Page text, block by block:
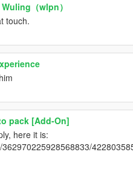
（wlpn）
touch.
pack [Add-On]
here it is: